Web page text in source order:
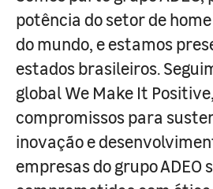
potência do setor de
do mundo, e estamos
estados brasileiros.
global We Make It
compromissos para
inovação e
empresas do grupo ADEO